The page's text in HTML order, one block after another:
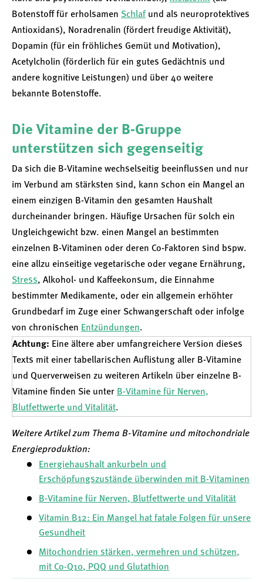
Botenstoff für erholsamen Schlaf und als neuroprotektives
Antioxidans), Noradrenalin (fördert freudige Aktivität),
Dopamin (für ein fröhliches Gemüt und Motivation),
Acetylcholin (förderlich für ein gutes Gedächtnis und
andere kognitive Leistungen) und über 40 weitere
bekannte Botenstoffe.
Die Vitamine der B-Gruppe
unterstützen sich gegenseitig
Da sich die B-Vitamine wechselseitig beeinflussen und nur
im Verbund am stärksten sind, kann schon ein Mangel an
einem einzigen B-Vitamin den gesamten Haushalt
durcheinander bringen. Häufige Ursachen für solch ein
Ungleichgewicht bzw. einen Mangel an bestimmten
einzelnen B-Vitaminen oder deren Co-Faktoren sind bspw.
eine allzu einseitige vegetarische oder vegane Ernährung,
Stress, Alkohol- und Kaffeekonsum, die Einnahme
bestimmter Medikamente, oder ein allgemein erhöhter
Grundbedarf im Zuge einer Schwangerschaft oder infolge
von chronischen Entzündungen.
Achtung: Eine ältere aber umfangreichere Version dieses
Texts mit einer tabellarischen Auflistung aller B-Vitamine
und Querverweisen zu weiteren Artikeln über einzelne B-
Vitamine finden Sie unter B-Vitamine für Nerven,
Blutfettwerte und Vitalität.
Weitere Artikel zum Thema B-Vitamine und mitochondriale
Energieproduktion:
Energiehaushalt ankurbeln und
Erschöpfungszustände überwinden mit B-Vitaminen
B-Vitamine für Nerven, Blutfettwerte und Vitalität
Vitamin B12: Ein Mangel hat fatale Folgen für unsere
Gesundheit
Mitochondrien stärken, vermehren und schützen,
mit Co-Q10, PQQ und Glutathion